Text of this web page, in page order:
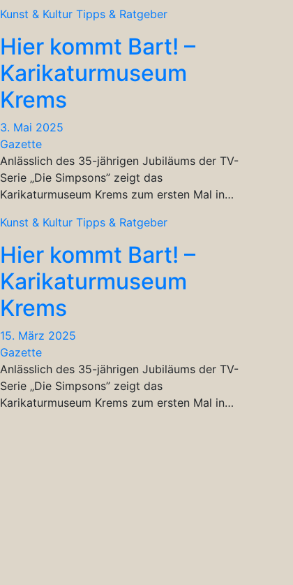
Kunst & Kultur Tipps & Ratgeber
Hier kommt Bart! –
Karikaturmuseum
Krems
3. Mai 2025
Gazette
Anlässlich des 35-jährigen Jubiläums der TV-
Serie „Die Simpsons” zeigt das
Karikaturmuseum Krems zum ersten Mal in…
Kunst & Kultur Tipps & Ratgeber
Hier kommt Bart! –
Karikaturmuseum
Krems
15. März 2025
Gazette
Anlässlich des 35-jährigen Jubiläums der TV-
Serie „Die Simpsons” zeigt das
Karikaturmuseum Krems zum ersten Mal in…